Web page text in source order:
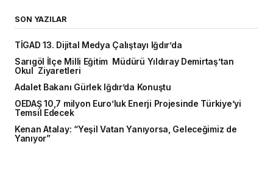
SON YAZILAR
TİGAD 13. Dijital Medya Çalıştayı Iğdır’da
Sarıgöl İlçe Milli Eğitim Müdürü Yıldıray Demirtaş’tan
Okul Ziyaretleri
Adalet Bakanı Gürlek Iğdır’da Konuştu
OEDAŞ 10,7 milyon Euro’luk Enerji Projesinde Türkiye’yi
Temsil Edecek
Kenan Atalay: “Yeşil Vatan Yanıyorsa, Geleceğimiz de
Yanıyor”